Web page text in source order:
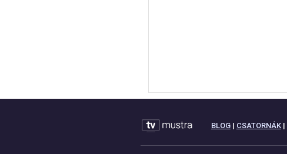
BLOG| CSATORNÁK|